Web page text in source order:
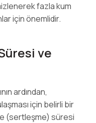
fazla kum
için önemlidir.
ve
ardından,
için belirli bir
(sertleşme) süresi